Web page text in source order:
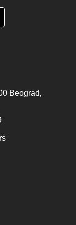
Beograd,